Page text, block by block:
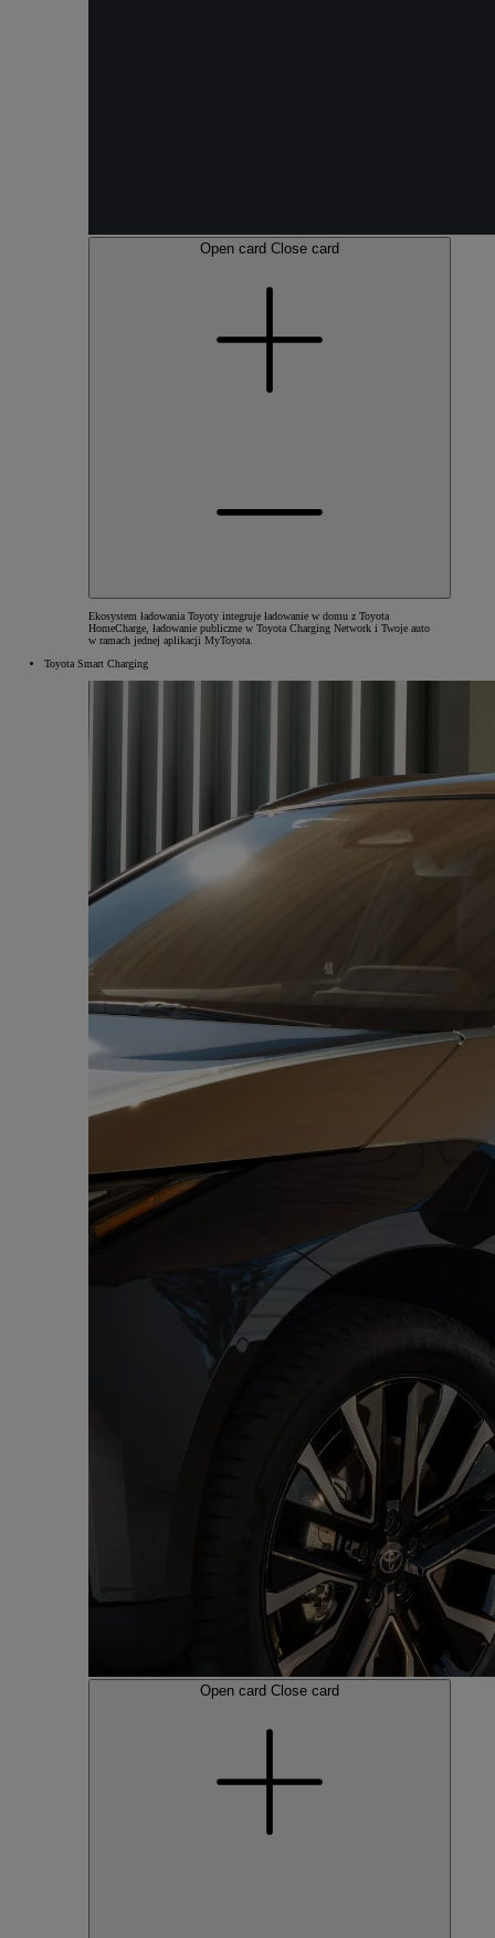
Open card Close card
Ekosystem ładowania Toyoty integruje ładowanie w domu z Toyota
HomeCharge, ładowanie publiczne w Toyota Charging Network i Twoje auto
w ramach jednej aplikacji MyToyota.
Toyota Smart Charging
Open card Close card